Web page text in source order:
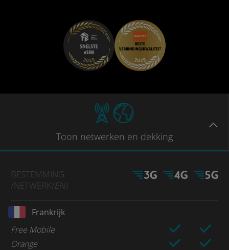
Toon netwerken en dekking
BESTEMMING
/NETWERK(EN)
Frankrijk
Free Mobile
Orange